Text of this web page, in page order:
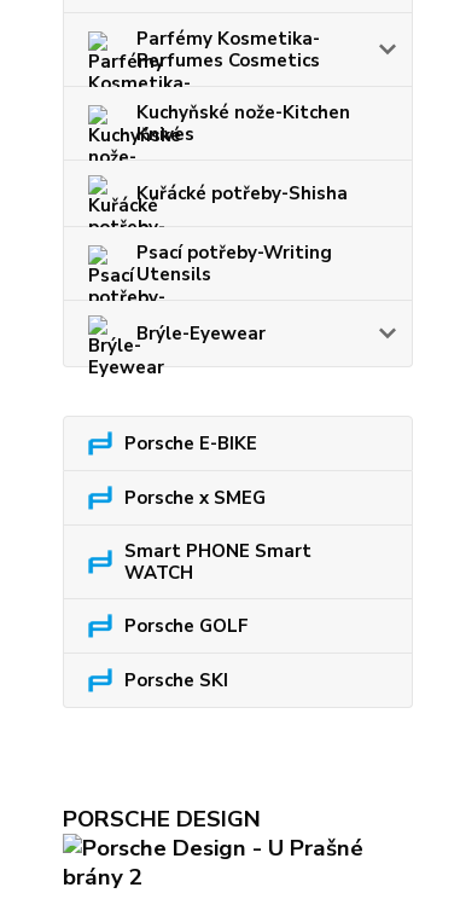
Parfémy Kosmetika-
Perfumes Cosmetics
Kuchyňské nože-Kitchen
Knives
Kuřácké potřeby-Shisha
Psací potřeby-Writing
Utensils
Brýle-Eyewear
Porsche E-BIKE
Porsche x SMEG
Smart PHONE Smart
WATCH
Porsche GOLF
Porsche SKI
PORSCHE DESIGN